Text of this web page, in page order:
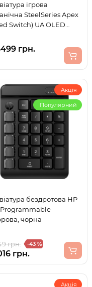
ігрова
SteelSeries Apex
Switch) UA OLED
грн.
Акція
Популярний
бездротова HP
Programmable
чорна
грн. -43 %
грн.
Акція